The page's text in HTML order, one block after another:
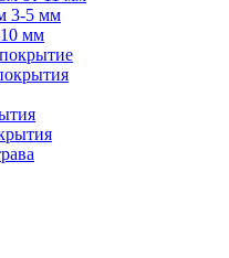
3-5 мм
мм